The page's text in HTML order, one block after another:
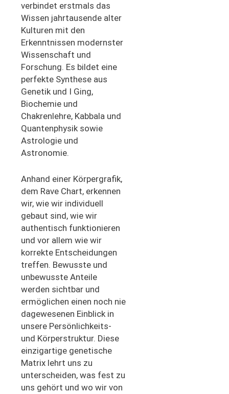
verbindet erstmals das
Wissen jahrtausende alter
Kulturen mit den
Erkenntnissen modernster
Wissenschaft und
Forschung. Es bildet eine
perfekte Synthese aus
Genetik und I Ging,
Biochemie und
Chakrenlehre, Kabbala und
Quantenphysik sowie
Astrologie und
Astronomie.
Anhand einer Körpergrafik,
dem Rave Chart, erkennen
wir, wie wir individuell
gebaut sind, wie wir
authentisch funktionieren
und vor allem wie wir
korrekte Entscheidungen
treffen. Bewusste und
unbewusste Anteile
werden sichtbar und
ermöglichen einen noch nie
dagewesenen Einblick in
unsere Persönlichkeits-
und Körperstruktur. Diese
einzigartige genetische
Matrix lehrt uns zu
unterscheiden, was fest zu
uns gehört und wo wir von